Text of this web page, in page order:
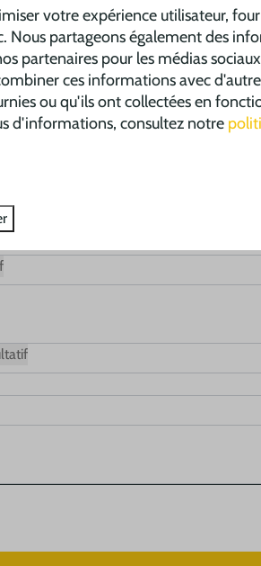
votre expérience utilisateur,
Nous partageons également des
partenaires pour les médias
ces informations avec
ou qu'ils ont collectées en
d'informations, consultez notre